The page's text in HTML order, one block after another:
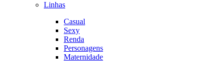
Linhas
Casual
Sexy
Renda
Personagens
Maternidade